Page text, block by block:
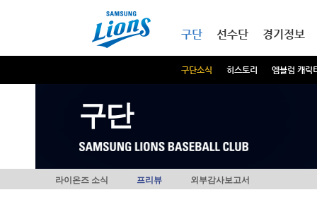
구단
구단소식 히스토리 엠블럼 캐릭
선수단 경기정보
구단
라이온즈 소식 프리뷰 외부감사보고서